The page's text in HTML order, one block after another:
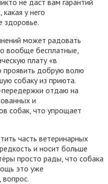
у него
здоровье.
может радовать
вообще бесплатные,
плату «в
добрую волю
собаку из приюта.
передержки отдаю на
и
собак, что упрощает
часть ветеринарных
и носит больше
просто рады, что собака
это уже